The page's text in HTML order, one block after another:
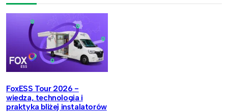
FoxESS Tour 2026 -
wiedza, technologia i
praktyka bliżej instalatorów